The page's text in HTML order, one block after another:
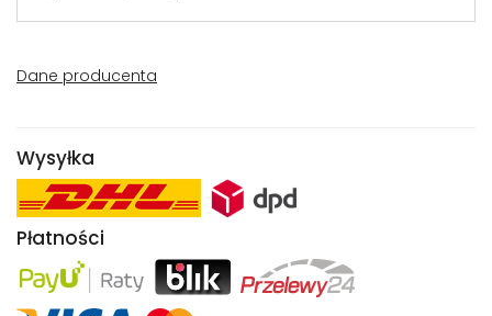
Dane producenta
Wysyłka
Płatności